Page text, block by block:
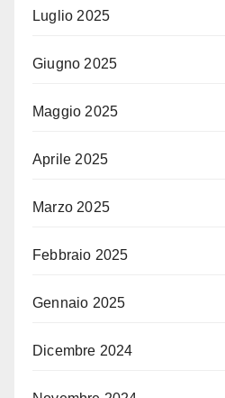
Luglio 2025
Giugno 2025
Maggio 2025
Aprile 2025
Marzo 2025
Febbraio 2025
Gennaio 2025
Dicembre 2024